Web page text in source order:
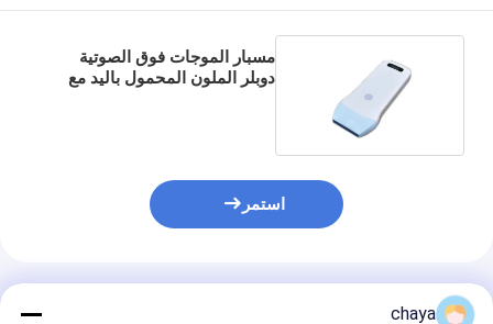
مسبار الموجات فوق الصوتية
دوبلر الملون المحمول باليد مع
استمر
المنتجات الموصى بها
chaya